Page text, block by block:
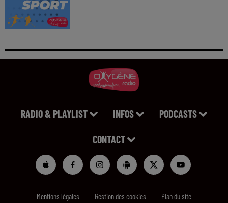
RADIO & PLAYLIST INFOS PODCASTS
CONTACT
Mentions légales Gestion des cookies Plan du site